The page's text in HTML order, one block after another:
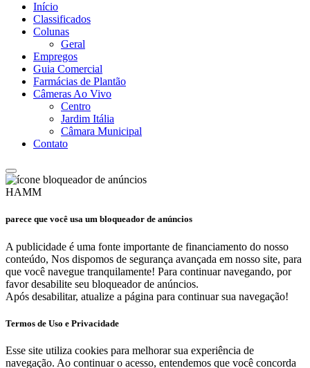
Início
Classificados
Colunas
Geral
Empregos
Guia Comercial
Farmácias de Plantão
Câmeras Ao Vivo
Centro
Jardim Itália
Câmara Municipal
Contato
HAMM
parece que você usa um bloqueador de anúncios
A publicidade é uma fonte importante de financiamento do nosso
conteúdo, Nos dispomos de segurança avançada em nosso site, para
que você navegue tranquilamente! Para continuar navegando, por
favor desabilite seu bloqueador de anúncios.
Após desabilitar, atualize a página para continuar sua navegação!
Termos de Uso e Privacidade
Esse site utiliza cookies para melhorar sua experiência de
navegação. Ao continuar o acesso, entendemos que você concorda